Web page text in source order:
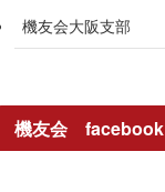
機友会大阪支部
機友会 facebook